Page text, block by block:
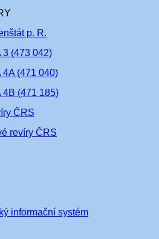
p. R.
3 (473 042)
4A (471 040)
4B (471 185)
ČRS
revíry ČRS
informační systém